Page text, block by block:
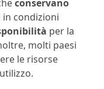
conservano
in condizioni
per la
molti paesi
le risorse